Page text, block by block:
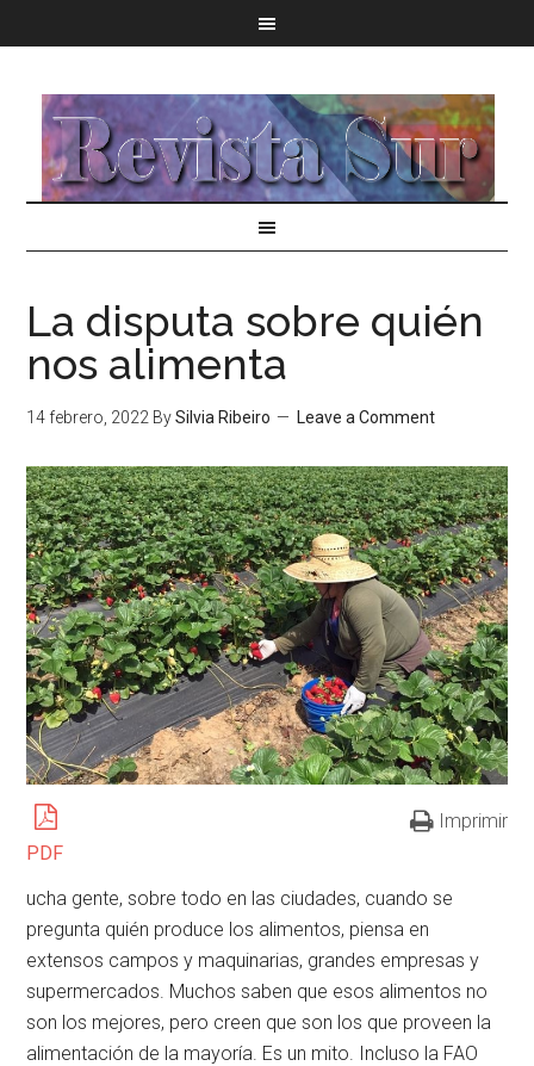
La disputa sobre quién
nos alimenta
14 febrero, 2022 BySilvia Ribeiro Leave a Comment
PDF
Imprimir
ucha gente, sobre todo en las ciudades, cuando se
pregunta quién produce los alimentos, piensa en
extensos campos y maquinarias, grandes empresas y
supermercados. Muchos saben que esos alimentos no
son los mejores, pero creen que son los que proveen la
alimentación de la mayoría. Es un mito. Incluso la FAO